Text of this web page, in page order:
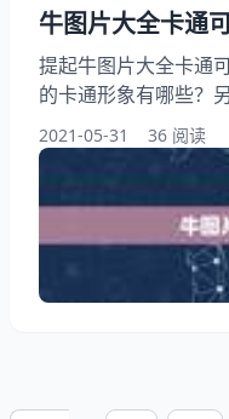
牛图片大全卡通
提起牛图片大全卡通
的卡通形象有哪些？
爱的卡通牛图片？你
个卡通点的，可爱点
一起来看看可爱牛的
图片大全卡通可爱 谁
小牛牛图片呗，我…
http://image.com/
2021-05-31 36 阅读